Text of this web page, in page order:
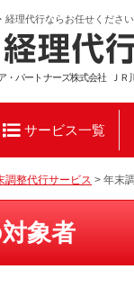
経理代行ならお任せくださ
・パートナーズ株式会社 ＪＲ
サービス一覧
調整代行サービス > 年末
象者